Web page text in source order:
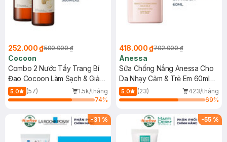
252.000 ₫590.000 ₫
Cocoon
Combo 2 Nước Tẩy Trang Bí
Đao Cocoon Làm Sạch & Giảm
Dầu 500ml
5.0 (57)
1.5k/tháng
74%
418.000 ₫702.000 ₫
Anessa
Sữa Chống Nắng Anessa Cho
Da Nhạy Cảm & Trẻ Em 60ml
(Mới)
5.0 (23)
423/tháng
69%
-31 % -55 %